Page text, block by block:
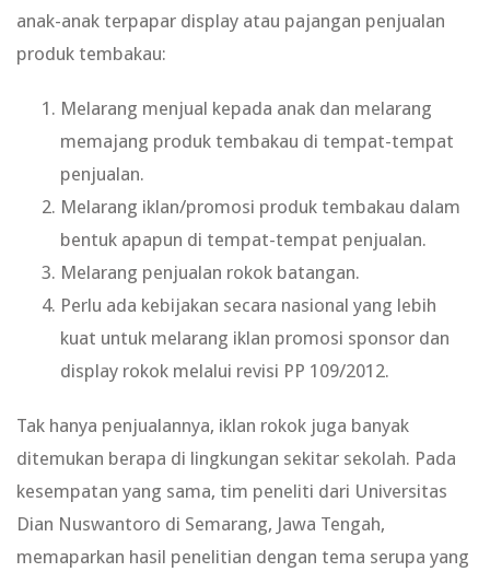
anak-anak terpapar display atau pajangan penjualan
produk tembakau:
Melarang menjual kepada anak dan melarang
memajang produk tembakau di tempat-tempat
penjualan.
Melarang iklan/promosi produk tembakau dalam
bentuk apapun di tempat-tempat penjualan.
Melarang penjualan rokok batangan.
Perlu ada kebijakan secara nasional yang lebih
kuat untuk melarang iklan promosi sponsor dan
display rokok melalui revisi PP 109/2012.
Tak hanya penjualannya, iklan rokok juga banyak
ditemukan berapa di lingkungan sekitar sekolah. Pada
kesempatan yang sama, tim peneliti dari Universitas
Dian Nuswantoro di Semarang, Jawa Tengah,
memaparkan hasil penelitian dengan tema serupa yang